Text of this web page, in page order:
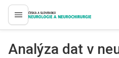
proLékaře.cz
Analýza dat v